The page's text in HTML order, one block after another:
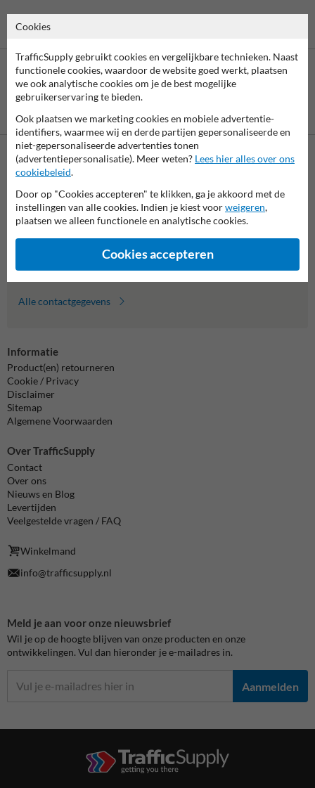
is mogelijk
Neem contact met ons op
Wij zijn op werkdagen (van 8.00 tot 17.00) te bereiken op 038-
7920070.
Vragen? Stuur een e-mail naar
info@trafficsupply.nlof vul het
formulier in en we reageren zo spoedig mogelijk.
info@trafficsupply.nl
Alle contactgegevens
Informatie
Product(en) retourneren
Cookie / Privacy
Disclaimer
Sitemap
Algemene Voorwaarden
Over TrafficSupply
Contact
Over ons
Nieuws en Blog
Levertijden
Veelgestelde vragen / FAQ
Winkelmand
info@trafficsupply.nl
Meld je aan voor onze nieuwsbrief
Wil je op de hoogte blijven van onze producten en onze
ontwikkelingen. Vul dan hieronder je e-mailadres in.
Aanmelden
Cookies
TrafficSupply gebruikt cookies en vergelijkbare technieken. Naast
functionele cookies, waardoor de website goed werkt, plaatsen
we ook analytische cookies om je de best mogelijke
gebruikerservaring te bieden.
Ook plaatsen we marketing cookies en mobiele advertentie-
identifiers, waarmee wij en derde partijen gepersonaliseerde en
niet-gepersonaliseerde advertenties tonen
(advertentiepersonalisatie). Meer weten? Lees hier alles over ons
cookiebeleid.
Door op "Cookies accepteren" te klikken, ga je akkoord met de
instellingen van alle cookies. Indien je kiest voorweigeren,
plaatsen we alleen functionele en analytische cookies.
Cookies accepteren